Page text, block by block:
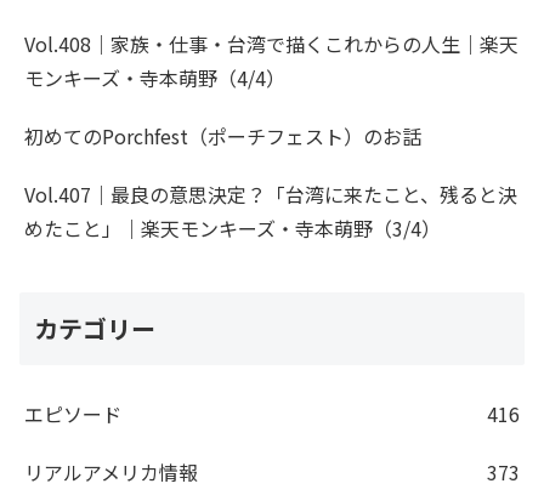
Vol.408｜家族・仕事・台湾で描くこれからの人生｜楽天
モンキーズ・寺本萌野（4/4）
初めてのPorchfest（ポーチフェスト）のお話
Vol.407｜最良の意思決定？「台湾に来たこと、残ると決
めたこと」｜楽天モンキーズ・寺本萌野（3/4）
カテゴリー
エピソード
416
リアルアメリカ情報
373